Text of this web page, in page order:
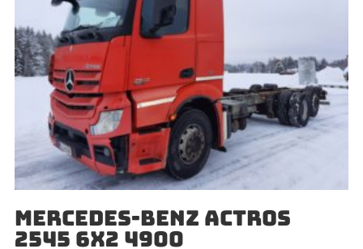
MERCEDES-BENZ ACTROS
2545 6X2 4900